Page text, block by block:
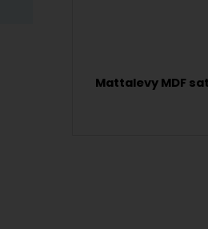
Mattalevy MDF